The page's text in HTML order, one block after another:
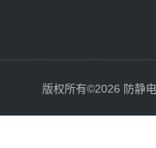
版权所有©2026 防静